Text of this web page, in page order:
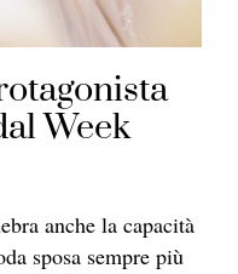
Week
anche la capacità
sposa sempre più